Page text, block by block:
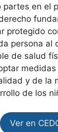
partes en el
protegido
persona al
de salud
medidas
y de la
de los
Ver en